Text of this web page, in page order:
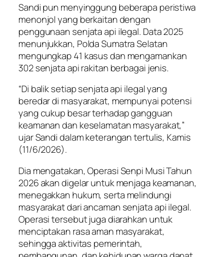
Sandi pun menyinggung beberapa peristiwa
menonjol yang berkaitan dengan
penggunaan senjata api ilegal. Data 2025
menunjukkan, Polda Sumatra Selatan
mengungkap 41 kasus dan mengamankan
302 senjata api rakitan berbagai jenis.
“Di balik setiap senjata api ilegal yang
beredar di masyarakat, mempunyai potensi
yang cukup besar terhadap gangguan
keamanan dan keselamatan masyarakat,”
ujar Sandi dalam keterangan tertulis, Kamis
(11/6/2026).
Dia mengatakan, Operasi Senpi Musi Tahun
2026 akan digelar untuk menjaga keamanan,
menegakkan hukum, serta melindungi
masyarakat dari ancaman senjata api ilegal.
Operasi tersebut juga diarahkan untuk
menciptakan rasa aman masyarakat,
sehingga aktivitas pemerintah,